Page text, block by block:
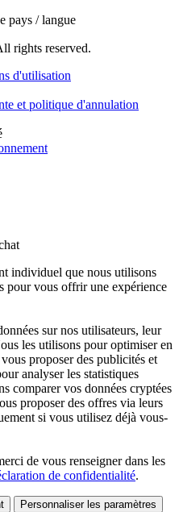
pays / langue
rights reserved.
d'utilisation
et politique d'annulation
individuel que nous utilisons
pour vous offrir une expérience
sur nos utilisateurs, leur
les utilisons pour optimiser en
proposer des publicités et
analyser les statistiques
comparer vos données cryptées
proposer des offres via leurs
si vous utilisez déjà vous-
de vous renseigner dans les
de confidentialité.
Personnaliser les paramètres